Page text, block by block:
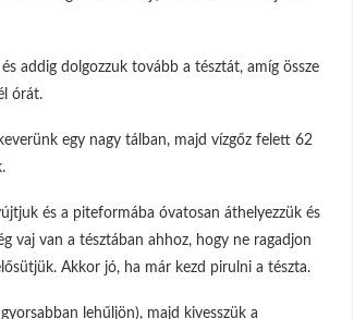
addig dolgozzuk tovább a tésztát, amíg össze
órát.
egy nagy tálban, majd vízgőz felett 62
és a piteformába óvatosan áthelyezzük és
vaj van a tésztában ahhoz, hogy ne ragadjon
Akkor jó, ha már kezd pirulni a tészta.
lehűljön), majd kivesszük a